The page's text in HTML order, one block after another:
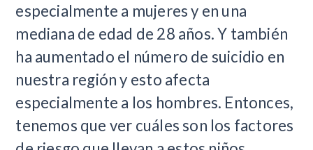
especialmente a mujeres y en una
mediana de edad de 28 años. Y también
ha aumentado el número de suicidio en
nuestra región y esto afecta
especialmente a los hombres. Entonces,
tenemos que ver cuáles son los factores